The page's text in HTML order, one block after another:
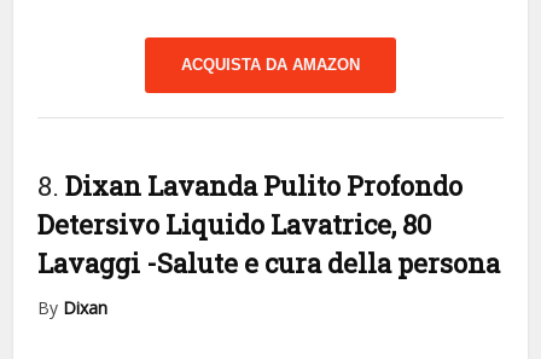
ACQUISTA DA AMAZON
8.Dixan Lavanda Pulito Profondo
Detersivo Liquido Lavatrice, 80
Lavaggi -Salute e cura della persona
By Dixan